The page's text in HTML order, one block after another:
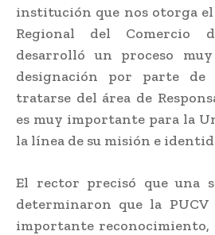
institución que nos otorga
Regional del Comercio
desarrolló un proceso
designación por parte
tratarse del área de
es muy importante para la
la línea de su misión e
El rector precisó que una
determinaron que la PUCV
importante reconocimiento,